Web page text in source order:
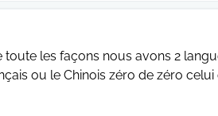
toute les façons nous avons 2
ou le Chinois zéro de zéro